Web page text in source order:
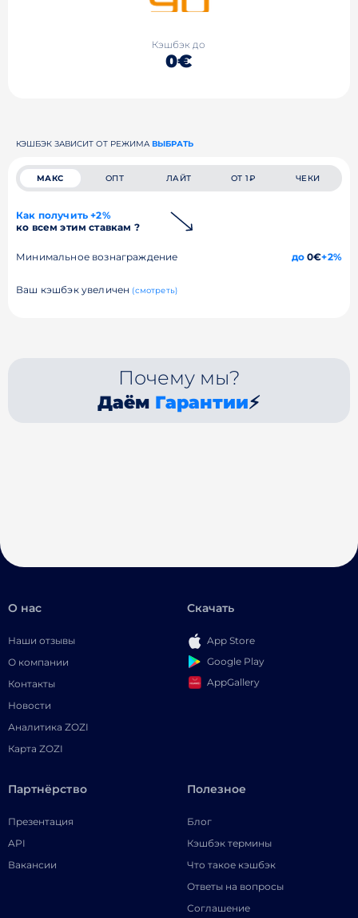
Кэшбэк до
0€
КЭШБЭК ЗАВИСИТ ОТ РЕЖИМА ВЫБРАТЬ
МАКС ОПТ ЛАЙТ ОТ 1₽ ЧЕКИ
Как получить +2%
ко всем этим ставкам ?
Минимальное вознаграждение до0€+2%
Ваш кэшбэк увеличен (смотреть)
Почему мы?
Даём Гарантии⚡
О нас
Наши отзывы
О компании
Контакты
Новости
Аналитика ZOZI
Карта ZOZI
Скачать
App Store
Google Play
AppGallery
Партнёрство
Презентация
API
Вакансии
Полезное
Блог
Кэшбэк термины
Что такое кэшбэк
Ответы на вопросы
Соглашение